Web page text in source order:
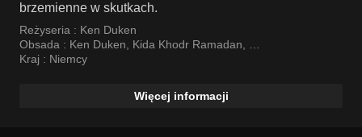
brzemienne w skutkach.
Reżyseria : Ken Duken
Obsada : Ken Duken, Kida Khodr Ramadan,
Marisa Leonie Bach
Kraj : Niemcy
Więcej informacji